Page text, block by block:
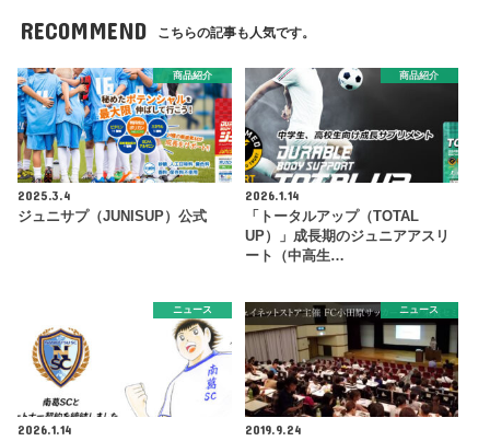
RECOMMEND こちらの記事も人気です。
商品紹介
2025.3.4
ジュニサプ（JUNISUP）公式
商品紹介
2026.1.14
「トータルアップ（TOTAL
UP）」成長期のジュニアアスリ
ート（中高生…
ニュース
2026.1.14
ニュース
2019.9.24